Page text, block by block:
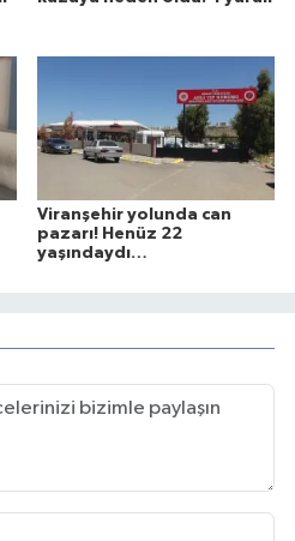
Viranşehir yolunda can
pazarı! Henüz 22
yaşındaydı…